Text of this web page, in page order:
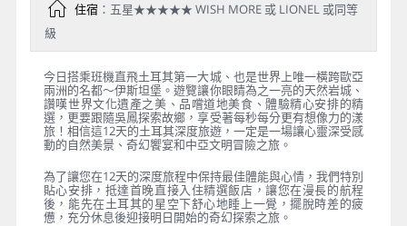
住宿：五星★★★★★ WISH MORE 或 LIONEL 或同等
級
今日搭乘班機直飛土耳其第一大城、也是世界上唯一橫跨歐亞
兩洲的名都～伊斯坦堡。遊覽讓你眼睛為之一亮的天然岩城、
讚嘆世界文化遺產之美、品嚐道地美食、體驗精心安排的精
選，更要跟隨吳鳳探索故鄉，享受著每秒每分更有想像力的漾
旅！相信這12天的土耳其深度旅遊，一定是一場讓心靈深受感
動的自然美景、奇幻饗宴和中亞文明冒險之旅。
為了讓您在12天的深度旅程中保持最佳體能與心情，我們特別
貼心安排，抵達首晚直接入住精選飯店，讓您在漫長的航程
後，能先在土耳其的星空下舒心地睡上一覺，擺脫時差的疲
憊，充分休息後迎接明日開始的奇幻探索之旅。